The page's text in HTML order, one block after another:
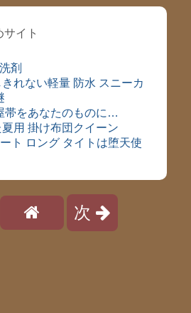
イト
剤
れない軽量 防水 スニーカ
帯をあなたのものに…
用 掛け布団クイーン
ト ロング タイトは堕天使
次